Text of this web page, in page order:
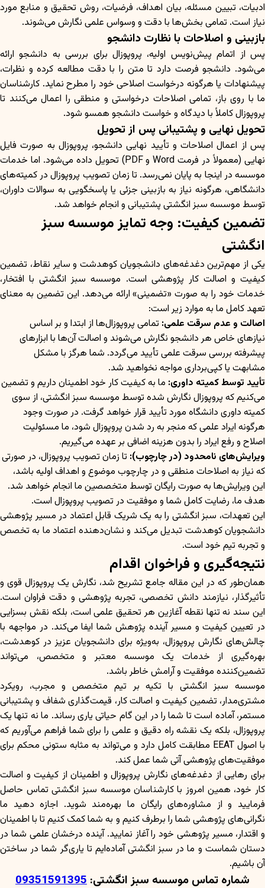
ادبیات، تبیین مسئله، بیان اهداف، فرضیات، روش تحقیق و منابع مورد
نیاز است. تمامی بخش‌ها با دقت و وسواس علمی نگارش می‌شوند.
بازبینی و اصلاحات با نظارت دانشجو
پس از اتمام پیش‌نویس اولیه، پروپوزال برای بررسی به دانشجو ارائه
می‌شود. دانشجو فرصت دارد تا متن را با دقت مطالعه کرده و نظرات،
پیشنهادات یا هرگونه درخواست اصلاحی خود را مطرح نماید. کارشناسان
ما با روی باز، تمامی اصلاحات درخواستی و منطقی را اعمال می‌کنند تا
پروپوزال کاملاً با دیدگاه و خواست دانشجو همسو شود.
تحویل نهایی و پشتیبانی پس از تحویل
پس از اعمال اصلاحات و تأیید نهایی دانشجو، پروپوزال به صورت فایل
نهایی (معمولاً در فرمت Word و PDF) تحویل داده می‌شود. اما خدمات
موسسه در اینجا به پایان نمی‌رسد. تا زمان تصویب پروپوزال در کمیته‌های
دانشگاهی، هرگونه نیاز به بازبینی جزئی یا پاسخگویی به سوالات داوران،
توسط موسسه سبز انگشتی پشتیبانی و انجام خواهد شد.
تضمین کیفیت: وجه تمایز موسسه سبز
انگشتی
یکی از مهم‌ترین دغدغه‌های دانشجویان کوهدشت و سایر نقاط، تضمین
کیفیت و اصالت کار پژوهشی است. موسسه سبز انگشتی با افتخار،
خدمات خود را به صورت «تضمینی» ارائه می‌دهد. این تضمین به معنای
تعهد کامل ما به موارد زیر است:
اصالت و عدم سرقت علمی: تمامی پروپوزال‌ها از ابتدا و بر اساس
نیازهای خاص هر دانشجو نگارش می‌شوند و اصالت آن‌ها با ابزارهای
پیشرفته بررسی سرقت علمی تأیید می‌گردد. شما هرگز با مشکل
مشابهت یا کپی‌برداری مواجه نخواهید شد.
تأیید توسط کمیته داوری: ما به کیفیت کار خود اطمینان داریم و تضمین
می‌کنیم که پروپوزال نگارش شده توسط موسسه سبز انگشتی، از سوی
کمیته داوری دانشگاه مورد تأیید قرار خواهد گرفت. در صورت وجود
هرگونه ایراد علمی که منجر به رد شدن پروپوزال شود، ما مسئولیت
اصلاح و رفع ایراد را بدون هزینه اضافی بر عهده می‌گیریم.
ویرایش‌های نامحدود (در چارچوب): تا زمان تصویب پروپوزال، در صورتی
که نیاز به اصلاحات منطقی و در چارچوب موضوع و اهداف اولیه باشد،
این ویرایش‌ها به صورت رایگان توسط متخصصین ما انجام خواهد شد.
هدف ما، رضایت کامل شما و موفقیت در تصویب پروپوزال است.
این تعهدات، سبز انگشتی را به یک شریک قابل اعتماد در مسیر پژوهشی
دانشجویان کوهدشت تبدیل می‌کند و نشان‌دهنده اعتماد ما به تخصص
و تجربه تیم خود است.
نتیجه‌گیری و فراخوان اقدام
همان‌طور که در این مقاله جامع تشریح شد، نگارش یک پروپوزال قوی و
تأثیرگذار، نیازمند دانش تخصصی، تجربه پژوهشی و دقت فراوان است.
این سند نه تنها نقطه آغازین هر تحقیق علمی است، بلکه نقش بسزایی
در تعیین کیفیت و مسیر آینده پژوهش شما ایفا می‌کند. در مواجهه با
چالش‌های نگارش پروپوزال، به‌ویژه برای دانشجویان عزیز در کوهدشت،
بهره‌گیری از خدمات یک موسسه معتبر و متخصص، می‌تواند
تضمین‌کننده موفقیت و آرامش خاطر باشد.
موسسه سبز انگشتی با تکیه بر تیم متخصص و مجرب، رویکرد
مشتری‌مدار، تضمین کیفیت و اصالت کار، قیمت‌گذاری شفاف و پشتیبانی
مستمر، آماده است تا شما را در این گام حیاتی یاری رساند. ما نه تنها یک
پروپوزال، بلکه یک نقشه راه دقیق و علمی را برای شما فراهم می‌آوریم که
با اصول EEAT مطابقت کامل دارد و می‌تواند به مثابه ستونی محکم برای
موفقیت‌های پژوهشی آتی شما عمل کند.
برای رهایی از دغدغه‌های نگارش پروپوزال و اطمینان از کیفیت و اصالت
کار خود، همین امروز با کارشناسان موسسه سبز انگشتی تماس حاصل
فرمایید و از مشاوره‌های رایگان ما بهره‌مند شوید. اجازه دهید ما
نگرانی‌های پژوهشی شما را برطرف کنیم و به شما کمک کنیم تا با اطمینان
و اقتدار، مسیر پژوهشی خود را آغاز نمایید. آینده درخشان علمی شما در
دستان شماست و ما در سبز انگشتی آماده‌ایم تا یاری‌گر شما در ساختن
آن باشیم.
شماره تماس موسسه سبز انگشتی: 09351591395